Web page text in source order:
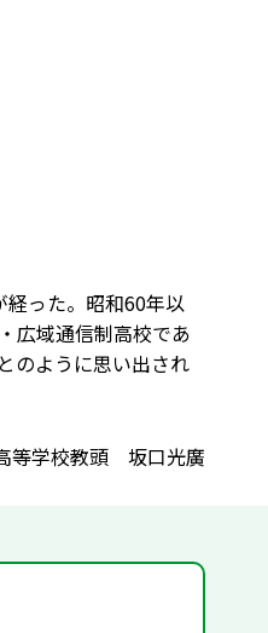
経った。昭和60年以
広域通信制高校であ
のように思い出され
等学校教頭 坂口光廣